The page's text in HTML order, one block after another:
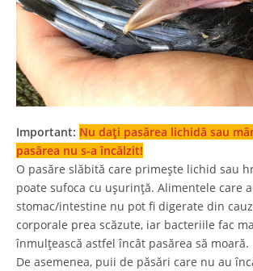
Important: Nu dați pasărea lichidă sau
pasărea nu s-a încălzit!
O pasăre slăbită care primește lichid sau
poate sufoca cu ușurință. Alimentele care
stomac/intestine nu pot fi digerate din
corporale prea scăzute, iar bacteriile fac
înmulțească astfel încât pasărea să moară.
De asemenea, puii de păsări care nu au